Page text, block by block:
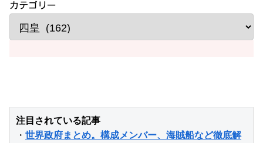
カテゴリー
注目されている記事
・ 世界政府まとめ。構成メンバー、海賊船など徹底解